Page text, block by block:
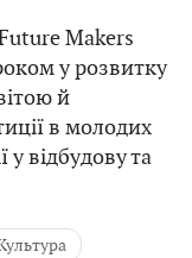
Makers
у розвитку
й
в молодих
у відбудову та